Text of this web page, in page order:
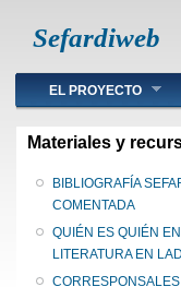
Sefardiweb
Main menu
EL PROYECTO
Materiales y
BIBLIOGRAFÍA
COMENTADA
QUIÉN ES QUIÉN
LITERATURA EN